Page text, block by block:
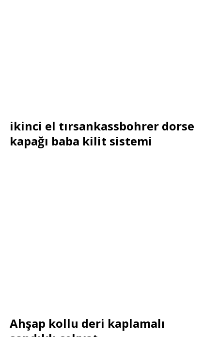
ikinci el tırsankassbohrer dorse
kapağı baba kilit sistemi
Ahşap kollu deri kaplamalı